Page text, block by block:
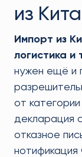
из
Импорт из
логистика и
нужен ещё и
от
декларация
отказное